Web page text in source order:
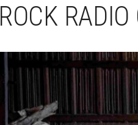
ROCK